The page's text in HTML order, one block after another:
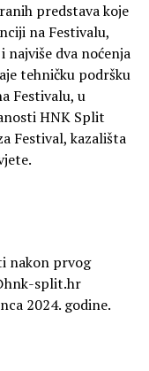
predstava koje
na Festivalu,
najviše dva noćenja
tehničku podršku
Festivalu, u
HNK Split
Festival, kazališta
nakon prvog
split.hr
2024. godine.